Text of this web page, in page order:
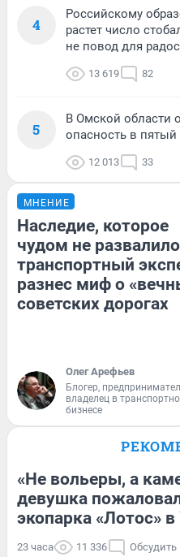
4
Российскому
растет число
не повод для
13 619 82
5
В Омской области
опасность в пятый
12 013 33
МНЕНИЕ
Наследие, которое
чудом не
транспортный
разнес миф о
советских дорогах
Олег Арефьев
Блогер,
владелец в
бизнесе
«Не вольеры, а
девушка
экопарка «Лотос»
23 часа 11 336 Обсудить